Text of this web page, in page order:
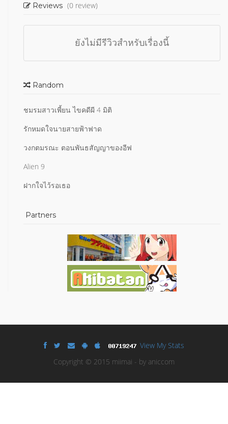
Reviews (0 review)
ยังไม่มีรีวิวสำหรับเรื่องนี้
Random
ชมรมสาวเพี้ยน ไขคดีผี 4 มิติ
รักหมดใจนายสายฟ้าฟาด
วงกตมรณะ ตอนพันธสัญญาของอีฟ
Alien 9
ฝากใจไว้รอเธอ
Partners
View My Stats
Copyright © 2015 miimai - by aniccom